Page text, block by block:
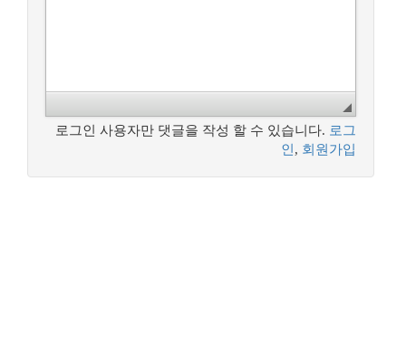
로그인 사용자만 댓글을 작성 할 수 있습니다. 로그
인 , 회원가입